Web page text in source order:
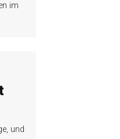
im
und